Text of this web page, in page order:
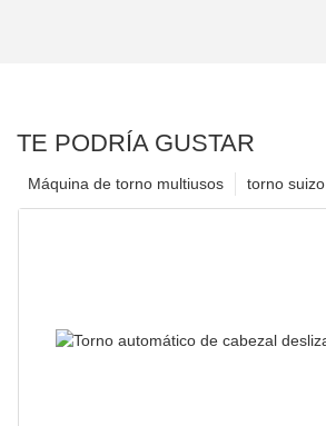
TE PODRÍA GUSTAR
torno suizo
Máquina de torno multiusos